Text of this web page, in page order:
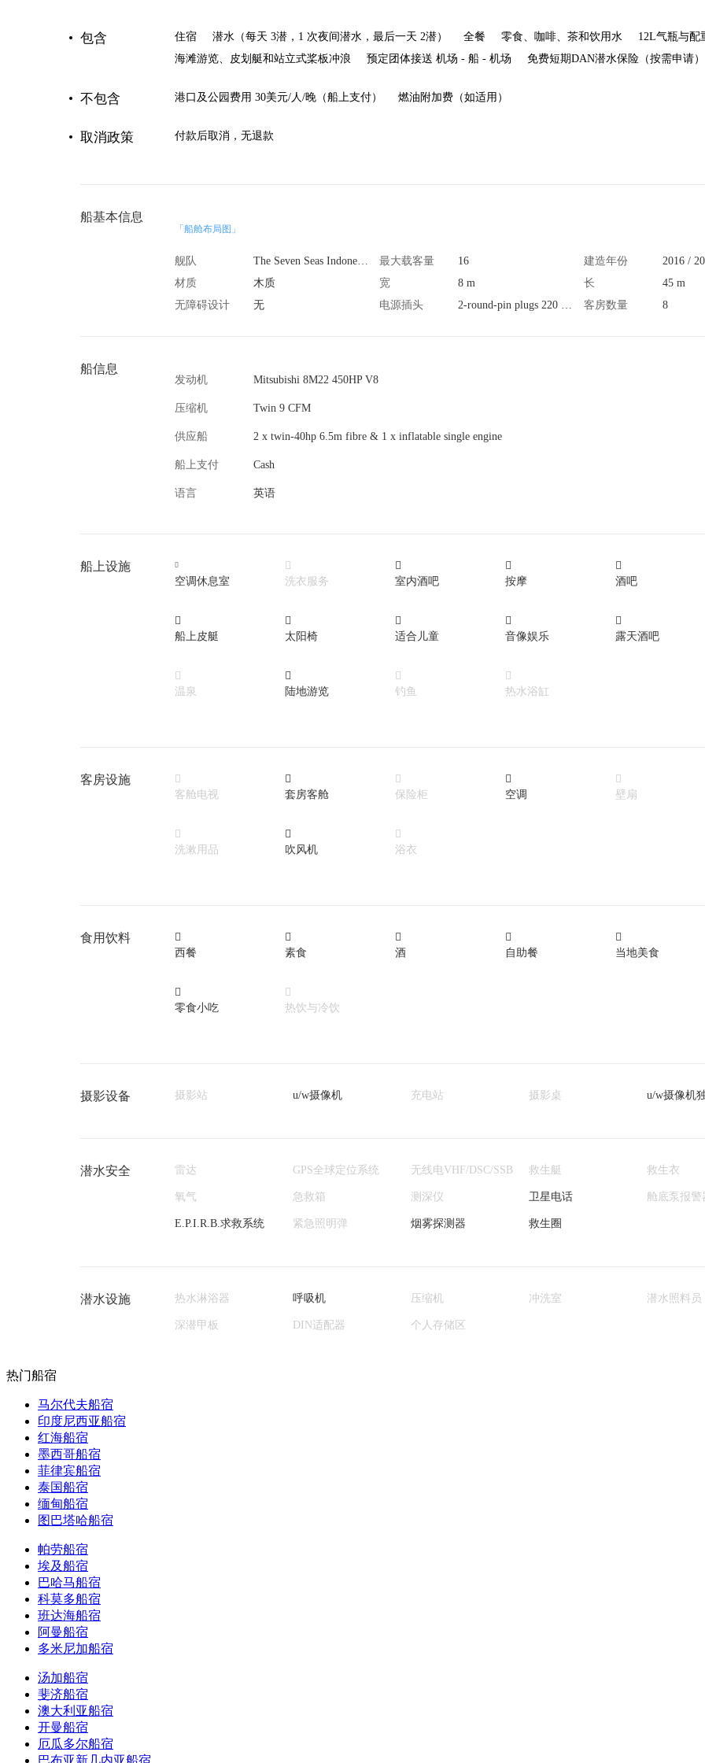
包含 住宿 潜水（每天 3潜，1 次夜间潜水，最后一天 2潜） 全餐 零食、咖啡、茶和饮用水 12L气瓶与配
海滩游览、皮划艇和站立式桨板冲浪
预定团体接送 机场 - 船 - 机场 免费短期DAN潜水保险（按需申请）
不包含 港口及公园费用 30美元/人/晚（船上支付） 燃油附加费（如适用）
取消政策 付款后取消，无退款
船基本信息
「船舱布局图」
舰队 The Seven Seas Indonesia Liveaboard 最大载客量 16 建造年份
2016 /
材质
木质 宽 8 m 长
45 m
无障碍设计
无 电源插头 2-round-pin plugs 220 volts 客房数量 8
船信息
发动机 Mitsubishi 8M22 450HP V8
压缩机 Twin 9 CFM
供应船 2 x twin-40hp 6.5m fibre & 1 x inflatable single engine
船上支付 Cash
语言 英语
船上设施 
空调休息室

洗衣服务

室内酒吧

按摩

酒吧

船上皮艇

太阳椅

适合儿童

音像娱乐

露天酒吧

温泉

陆地游览

钓鱼

热水浴缸
客房设施

客舱电视

套房客舱

保险柜

空调

壁扇

洗漱用品

吹风机

浴衣
食用饮料

西餐

素食

酒

自助餐

当地美食

零食小吃

热饮与冷饮
摄影设备 摄影站 u/w摄像机 充电站 摄影桌 u/w摄像机
潜水安全 雷达 GPS全球定位系统 无线电VHF/DSC/SSB 救生艇 救生衣
氧气 急救箱 测深仪 卫星电话 舱底泵报警
E.P.I.R.B.求救系统 紧急照明弹 烟雾探测器 救生圈
潜水设施 热水淋浴器 呼吸机 压缩机 冲洗室 潜水照料员
深潜甲板 DIN适配器 个人存储区
热门船宿
马尔代夫船宿
印度尼西亚船宿
红海船宿
墨西哥船宿
菲律宾船宿
泰国船宿
缅甸船宿
图巴塔哈船宿
帕劳船宿
埃及船宿
巴哈马船宿
科莫多船宿
班达海船宿
阿曼船宿
多米尼加船宿
汤加船宿
斐济船宿
澳大利亚船宿
开曼船宿
厄瓜多尔船宿
巴布亚新几内亚船宿